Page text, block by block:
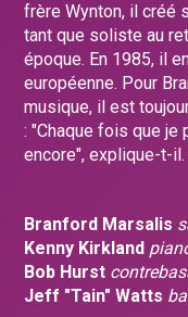
frère Wynton, il créé
tant que soliste au
époque. En 1985, il
européenne. Pour
musique, il est
: "Chaque fois que je
encore", explique-t-
Branford Marsalis
Kenny Kirkland
Bob Hurst
Jeff "Tain" Watts